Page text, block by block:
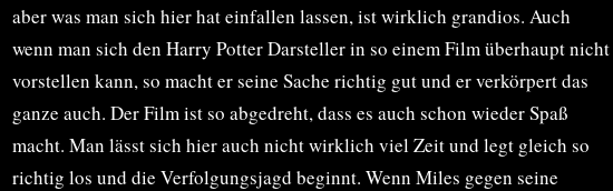
aber was man sich hier hat einfallen lassen, ist wirklich grandios. Auch
wenn man sich den Harry Potter Darsteller in so einem Film überhaupt nicht
vorstellen kann, so macht er seine Sache richtig gut und er verkörpert das
ganze auch. Der Film ist so abgedreht, dass es auch schon wieder Spaß
macht. Man lässt sich hier auch nicht wirklich viel Zeit und legt gleich so
richtig los und die Verfolgungsjagd beginnt. Wenn Miles gegen seine